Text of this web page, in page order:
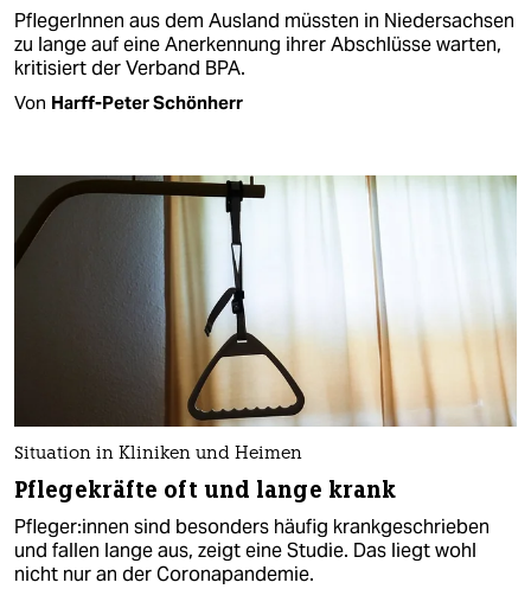
PflegerInnen aus dem Ausland müssten in Niedersachsen
zu lange auf eine Anerkennung ihrer Abschlüsse warten,
kritisiert der Verband BPA.
Von Harff-Peter Schönherr
Situation in Kliniken und Heimen
Pflegekräfte oft und lange krank
Pfle­ge­r:in­nen sind besonders häufig krankgeschrieben
und fallen lange aus, zeigt eine Studie. Das liegt wohl
nicht nur an der Coronapandemie.